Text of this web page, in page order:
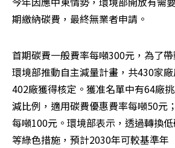
期繳納碳費，最終無業者申請。
首期碳費一般費率每噸300元，為了帶
環境部推動自主減量計畫，共430家
402廠獲得核定。獲准名單中有64廠
減比例，適用碳費優惠費率每噸50元
每噸100元。環境部表示，透過轉換
等綠色措施，預計2030年可較基準年